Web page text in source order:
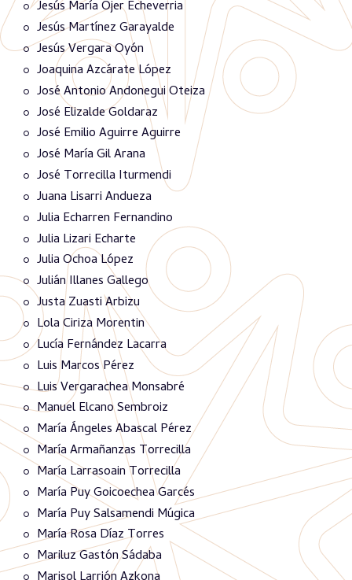
Jesús María Ojer Echeverria
Jesús Martínez Garayalde
Jesús Vergara Oyón
Joaquina Azcárate López
José Antonio Andonegui Oteiza
José Elizalde Goldaraz
José Emilio Aguirre Aguirre
José María Gil Arana
José Torrecilla Iturmendi
Juana Lisarri Andueza
Julia Echarren Fernandino
Julia Lizari Echarte
Julia Ochoa López
Julián Illanes Gallego
Justa Zuasti Arbizu
Lola Ciriza Morentin
Lucía Fernández Lacarra
Luis Marcos Pérez
Luis Vergarachea Monsabré
Manuel Elcano Sembroiz
María Ángeles Abascal Pérez
María Armañanzas Torrecilla
María Larrasoain Torrecilla
María Puy Goicoechea Garcés
María Puy Salsamendi Múgica
María Rosa Díaz Torres
Mariluz Gastón Sádaba